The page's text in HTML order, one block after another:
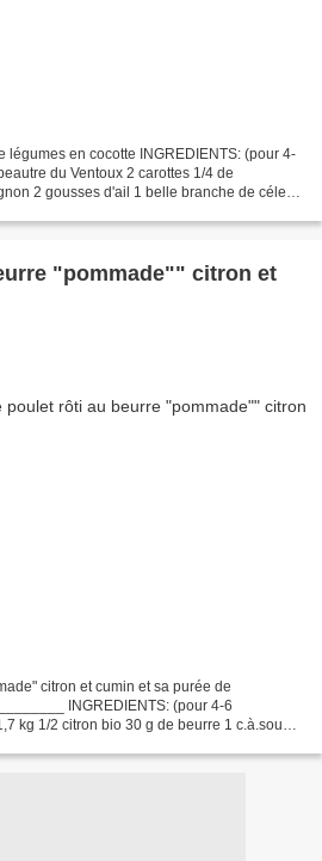
légumes en cocotte INGREDIENTS: (pour 4-
du Ventoux 2 carottes 1/4 de
2 gousses d'ail 1 belle branche de céleri
"pommade"" citron et
citron et cumin et sa purée de
INGREDIENTS: (pour 4-6
kg 1/2 citron bio 30 g de beurre 1 c.à.soupe